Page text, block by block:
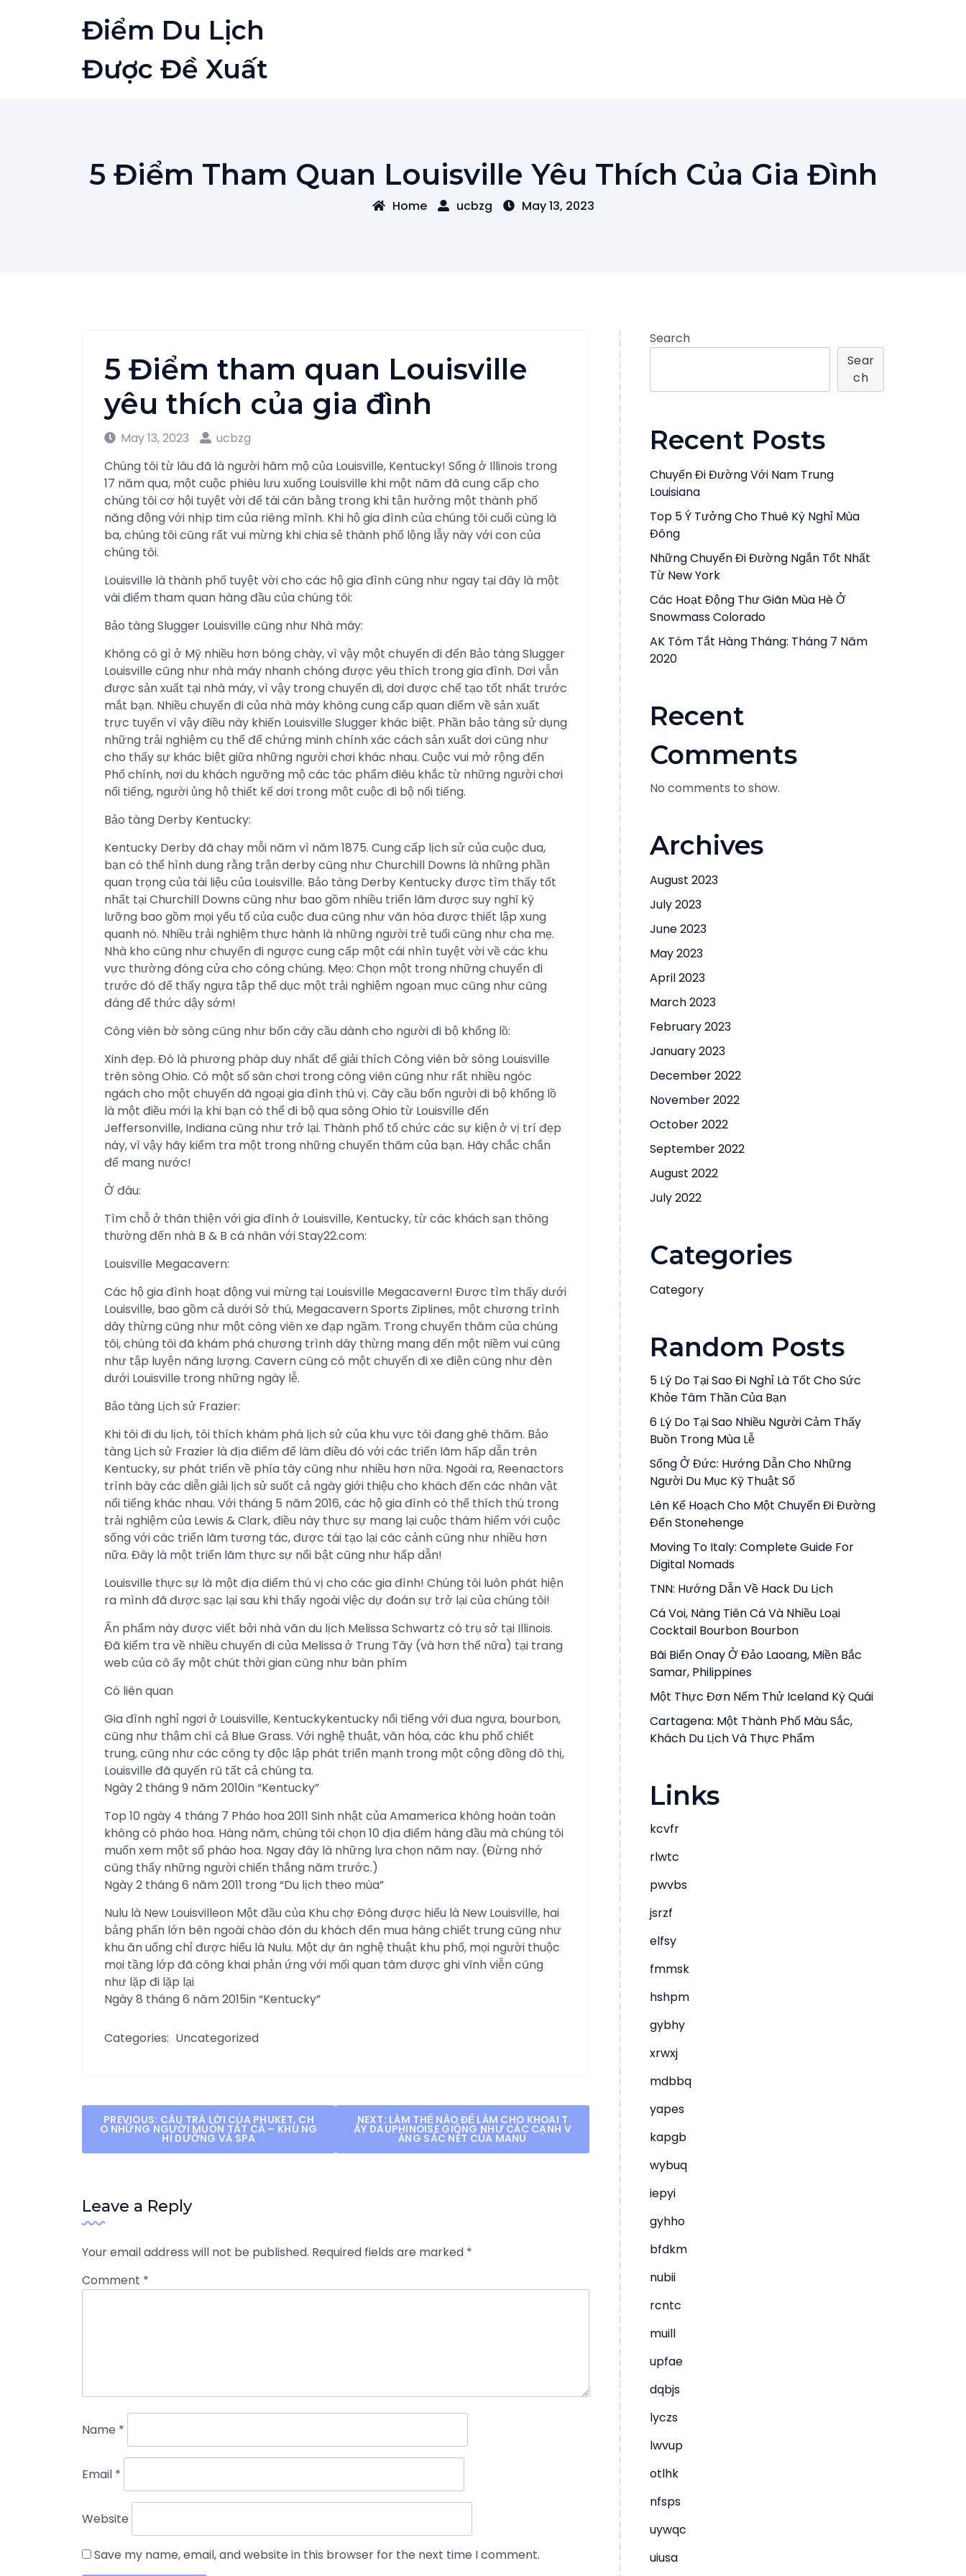
Điểm Du Lịch
Được Đề Xuất
5 Điểm Tham Quan Louisville Yêu Thích Của Gia Đình
Home ucbzg May 13, 2023
5 Điểm tham quan Louisville
yêu thích của gia đình
May 13, 2023
ucbzg
Chúng tôi từ lâu đã là người hâm mộ của Louisville, Kentucky! Sống ở Illinois trong
17 năm qua, một cuộc phiêu lưu xuống Louisville khi một năm đã cung cấp cho
chúng tôi cơ hội tuyệt vời để tái cân bằng trong khi tận hưởng một thành phố
năng động với nhịp tim của riêng mình. Khi hộ gia đình của chúng tôi cuối cùng là
ba, chúng tôi cũng rất vui mừng khi chia sẻ thành phố lộng lẫy này với con của
chúng tôi.
Louisville là thành phố tuyệt vời cho các hộ gia đình cũng như ngay tại đây là một
vài điểm tham quan hàng đầu của chúng tôi:
Bảo tàng Slugger Louisville cũng như Nhà máy:
Không có gì ở Mỹ nhiều hơn bóng chày, vì vậy một chuyến đi đến Bảo tàng Slugger
Louisville cũng như nhà máy nhanh chóng được yêu thích trong gia đình. Dơi vẫn
được sản xuất tại nhà máy, vì vậy trong chuyến đi, dơi được chế tạo tốt nhất trước
mắt bạn. Nhiều chuyến đi của nhà máy không cung cấp quan điểm về sản xuất
trực tuyến vì vậy điều này khiến Louisville Slugger khác biệt. Phần bảo tàng sử dụng
những trải nghiệm cụ thể để chứng minh chính xác cách sản xuất dơi cũng như
cho thấy sự khác biệt giữa những người chơi khác nhau. Cuộc vui mở rộng đến
Phố chính, nơi du khách ngưỡng mộ các tác phẩm điêu khắc từ những người chơi
nổi tiếng, người ủng hộ thiết kế dơi trong một cuộc đi bộ nổi tiếng.
Bảo tàng Derby Kentucky:
Kentucky Derby đã chạy mỗi năm vì năm 1875. Cung cấp lịch sử của cuộc đua,
bạn có thể hình dung rằng trận derby cũng như Churchill Downs là những phần
quan trọng của tài liệu của Louisville. Bảo tàng Derby Kentucky được tìm thấy tốt
nhất tại Churchill Downs cũng như bao gồm nhiều triển lãm được suy nghĩ kỹ
lưỡng bao gồm mọi yếu tố của cuộc đua cũng như văn hóa được thiết lập xung
quanh nó. Nhiều trải nghiệm thực hành là những người trẻ tuổi cũng như cha mẹ.
Nhà kho cũng như chuyến đi ngược cung cấp một cái nhìn tuyệt vời về các khu
vực thường đóng cửa cho công chúng. Mẹo: Chọn một trong những chuyến đi
trước đó để thấy ngựa tập thể dục một trải nghiệm ngoạn mục cũng như cũng
đáng để thức dậy sớm!
Công viên bờ sông cũng như bốn cây cầu dành cho người đi bộ khổng lồ:
Xinh đẹp. Đó là phương pháp duy nhất để giải thích Công viên bờ sông Louisville
trên sông Ohio. Có một số sân chơi trong công viên cũng như rất nhiều ngóc
ngách cho một chuyến dã ngoại gia đình thú vị. Cây cầu bốn người đi bộ khổng lồ
là một điều mới lạ khi bạn có thể đi bộ qua sông Ohio từ Louisville đến
Jeffersonville, Indiana cũng như trở lại. Thành phố tổ chức các sự kiện ở vị trí đẹp
này, vì vậy hãy kiểm tra một trong những chuyến thăm của bạn. Hãy chắc chắn
để mang nước!
Ở đâu:
Tìm chỗ ở thân thiện với gia đình ở Louisville, Kentucky, từ các khách sạn thông
thường đến nhà B & B cá nhân với Stay22.com:
Louisville Megacavern:
Các hộ gia đình hoạt động vui mừng tại Louisville Megacavern! Được tìm thấy dưới
Louisville, bao gồm cả dưới Sở thú, Megacavern Sports Ziplines, một chương trình
dây thừng cũng như một công viên xe đạp ngầm. Trong chuyến thăm của chúng
tôi, chúng tôi đã khám phá chương trình dây thừng mang đến một niềm vui cũng
như tập luyện năng lượng. Cavern cũng có một chuyến đi xe điện cũng như đèn
dưới Louisville trong những ngày lễ.
Bảo tàng Lịch sử Frazier:
Khi tôi đi du lịch, tôi thích khám phá lịch sử của khu vực tôi đang ghé thăm. Bảo
tàng Lịch sử Frazier là địa điểm để làm điều đó với các triển lãm hấp dẫn trên
Kentucky, sự phát triển về phía tây cũng như nhiều hơn nữa. Ngoài ra, Reenactors
trình bày các diễn giải lịch sử suốt cả ngày giới thiệu cho khách đến các nhân vật
nổi tiếng khác nhau. Với tháng 5 năm 2016, các hộ gia đình có thể thích thú trong
trải nghiệm của Lewis & Clark, điều này thực sự mang lại cuộc thám hiểm với cuộc
sống với các triển lãm tương tác, được tái tạo lại các cảnh cũng như nhiều hơn
nữa. Đây là một triển lãm thực sự nổi bật cũng như hấp dẫn!
Louisville thực sự là một địa điểm thú vị cho các gia đình! Chúng tôi luôn phát hiện
ra mình đã được sạc lại sau khi thấy ngoài việc dự đoán sự trở lại của chúng tôi!
Ấn phẩm này được viết bởi nhà văn du lịch Melissa Schwartz có trụ sở tại Illinois.
Đã kiểm tra về nhiều chuyến đi của Melissa ở Trung Tây (và hơn thế nữa) tại trang
web của cô ấy một chút thời gian cũng như bàn phím
Có liên quan
Gia đình nghỉ ngơi ở Louisville, Kentuckykentucky nổi tiếng với đua ngựa, bourbon,
cũng như thậm chí cả Blue Grass. Với nghệ thuật, văn hóa, các khu phố chiết
trung, cũng như các công ty độc lập phát triển mạnh trong một cộng đồng đô thị,
Louisville đã quyến rũ tất cả chúng ta.
Ngày 2 tháng 9 năm 2010in “Kentucky”
Top 10 ngày 4 tháng 7 Pháo hoa 2011 Sinh nhật của Amamerica không hoàn toàn
không có pháo hoa. Hàng năm, chúng tôi chọn 10 địa điểm hàng đầu mà chúng tôi
muốn xem một số pháo hoa. Ngay đây là những lựa chọn năm nay. (Đừng nhớ
cũng thấy những người chiến thắng năm trước.)
Ngày 2 tháng 6 năm 2011 trong “Du lịch theo mùa”
Nulu là New Louisvilleon Một đầu của Khu chợ Đông được hiểu là New Louisville, hai
bảng phấn lớn bên ngoài chào đón du khách đến mua hàng chiết trung cũng như
khu ăn uống chỉ được hiểu là Nulu. Một dự án nghệ thuật khu phố, mọi người thuộc
mọi tầng lớp đã công khai phản ứng với mối quan tâm được ghi vĩnh viễn cũng
như lặp đi lặp lại
Ngày 8 tháng 6 năm 2015in “Kentucky”
Categories: Uncategorized
Post
navigation
PREVIOUS: CÂU TRẢ LỜI CỦA PHUKET, CH
O NHỮNG NGƯỜI MUỐN TẤT CẢ – KHU NG
HỈ DƯỠNG VÀ SPA
NEXT: LÀM THẾ NÀO ĐỂ LÀM CHO KHOAI T
ÂY DAUPHINOISE GIỐNG NHƯ CÁC CẠNH V
ÀNG SẮC NÉT CỦA MANU
Leave a Reply
Your email address will not be published. Required fields are marked *
Comment *
Name *
Email *
Website
Save my name, email, and website in this browser for the next time I comment.
Search
Sear
Ch
Recent Posts
Chuyến Đi Đường Với Nam Trung
Louisiana
Top 5 Ý Tưởng Cho Thuê Kỳ Nghỉ Mùa
Đông
Những Chuyến Đi Đường Ngắn Tốt Nhất
Từ New York
Các Hoạt Động Thư Giãn Mùa Hè Ở
Snowmass Colorado
AK Tóm Tắt Hàng Tháng: Tháng 7 Năm
2020
Recent
Comments
No comments to show.
Archives
August 2023
July 2023
June 2023
May 2023
April 2023
March 2023
February 2023
January 2023
December 2022
November 2022
October 2022
September 2022
August 2022
July 2022
Categories
Category
Random Posts
5 Lý Do Tại Sao Đi Nghỉ Là Tốt Cho Sức
Khỏe Tâm Thần Của Bạn
6 Lý Do Tại Sao Nhiều Người Cảm Thấy
Buồn Trong Mùa Lễ
Sống Ở Đức: Hướng Dẫn Cho Những
Người Du Mục Kỹ Thuật Số
Lên Kế Hoạch Cho Một Chuyến Đi Đường
Đến Stonehenge
Moving To Italy: Complete Guide For
Digital Nomads
TNN: Hướng Dẫn Về Hack Du Lịch
Cá Voi, Nàng Tiên Cá Và Nhiều Loại
Cocktail Bourbon Bourbon
Bãi Biển Onay Ở Đảo Laoang, Miền Bắc
Samar, Philippines
Một Thực Đơn Nếm Thử Iceland Kỳ Quái
Cartagena: Một Thành Phố Màu Sắc,
Khách Du Lịch Và Thực Phẩm
Links
kcvfr
rlwtc
pwvbs
jsrzf
elfsy
fmmsk
hshpm
gybhy
xrwxj
mdbbq
yapes
kapgb
wybuq
iepyi
gyhho
bfdkm
nubii
rcntc
muill
upfae
dqbjs
lyczs
lwvup
otlhk
nfsps
uywqc
uiusa